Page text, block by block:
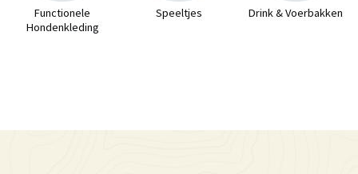
Functionele
Hondenkleding
Speeltjes Drink & Voerbakken